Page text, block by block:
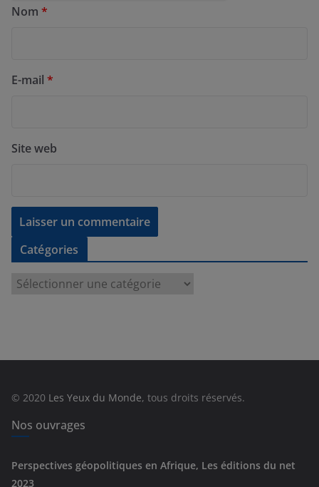
Nom *
E-mail *
Site web
Catégories
e
s
© 2020 Les Yeux du Monde, tous droits réservés.
Nos ouvrages
Perspectives géopolitiques en Afrique, Les éditions du net
2023